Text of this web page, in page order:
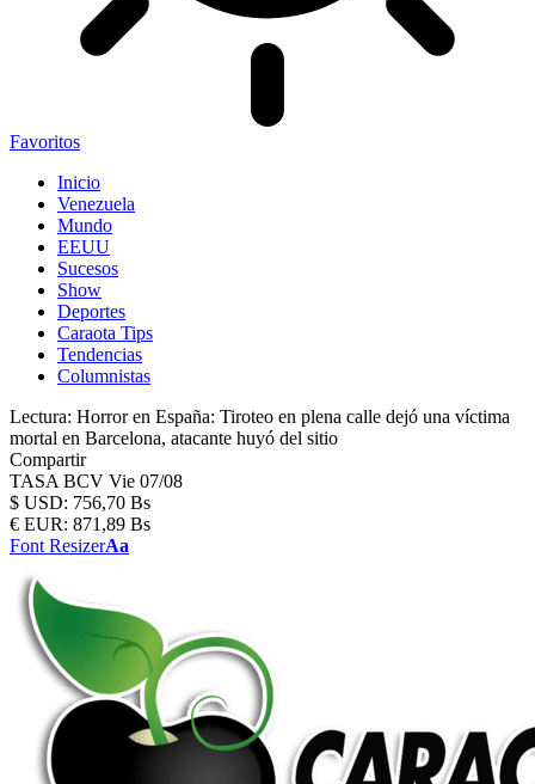
Favoritos
Inicio
Venezuela
Mundo
EEUU
Sucesos
Show
Deportes
Caraota Tips
Tendencias
Columnistas
Lectura: Horror en España: Tiroteo en plena calle dejó una víctima
mortal en Barcelona, atacante huyó del sitio
Compartir
TASA BCV Vie 07/08
$ USD: 756,70 Bs
€ EUR: 871,89 Bs
Font ResizerAa